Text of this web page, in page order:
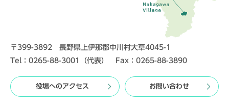
〒399-3892 長野県上伊那郡中川村大草4045-1
Tel：0265-88-3001（代表） Fax：0265-88-3890
役場へのアクセス お問い合わせ